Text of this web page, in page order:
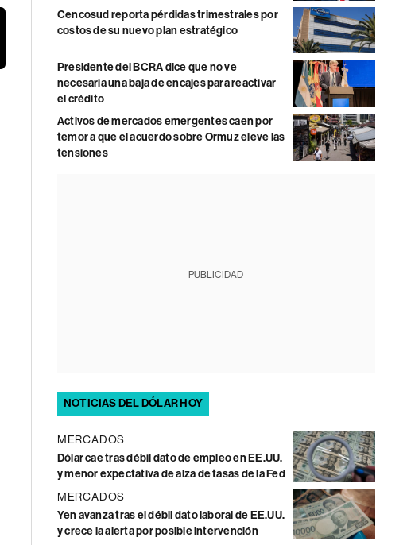
Cencosud reporta pérdidas trimestrales por
costos de su nuevo plan estratégico
Presidente del BCRA dice que no ve
necesaria una baja de encajes para reactivar
el crédito
Activos de mercados emergentes caen por
temor a que el acuerdo sobre Ormuz eleve las
tensiones
PUBLICIDAD
NOTICIAS DEL DÓLAR HOY
MERCADOS
Dólar cae tras débil dato de empleo en EE.UU.
y menor expectativa de alza de tasas de la Fed
MERCADOS
Yen avanza tras el débil dato laboral de EE.UU.
y crece la alerta por posible intervención